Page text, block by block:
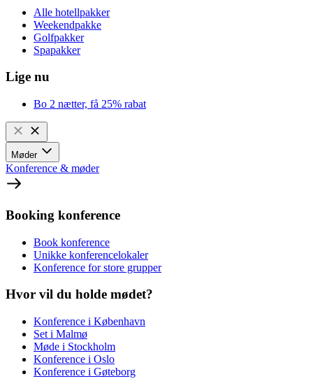
Alle hotellpakker
Weekendpakke
Golfpakker
Spapakker
Lige nu
Bo 2 nætter, få 25% rabat
Møder
Konference & møder
Booking konference
Book konference
Unikke konferencelokaler
Konference for store grupper
Hvor vil du holde mødet?
Konference i København
Set i Malmø
Møde i Stockholm
Konference i Oslo
Konference i Gøteborg